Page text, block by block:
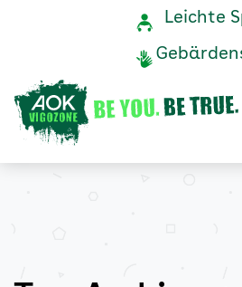
AOK
Vigozone
Leichte